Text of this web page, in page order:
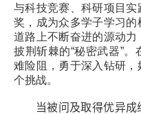
与科技竞赛、科研项目
奖，成为众多学子学习
道路上不断奋进的源动
披荆斩棘的“秘密武器”
难险阻，勇于深入钻研
个挑战。
当被问及取得优异